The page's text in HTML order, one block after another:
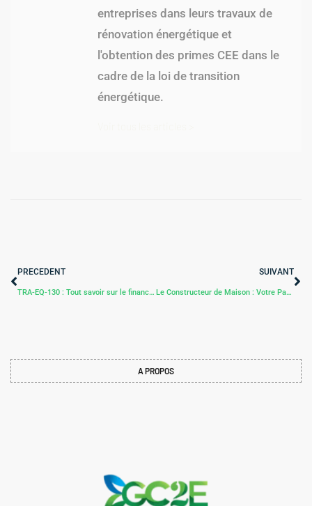
entreprises dans leurs travaux de
rénovation énergétique et
l'obtention des primes CEE dans le
cadre de la loi de transition
énergétique.
PRECEDENT
TRA-EQ-130 : Tout savoir sur le financement de votre quadricycle électrique neuf
SUIVANT
Le Constructeur de Maison : Votre Partenaire Indispensable pour une Construction Réussie et Sereine
A PROPOS